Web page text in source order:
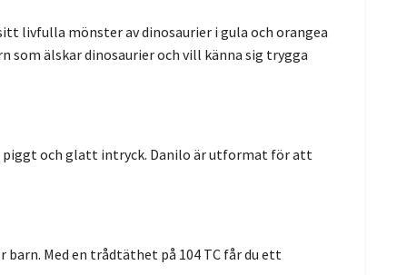
livfulla mönster av dinosaurier i gula och orangea
älskar dinosaurier och vill känna sig trygga
piggt och glatt intryck. Danilo är utformat för att
Med en trådtäthet på 104 TC får du ett